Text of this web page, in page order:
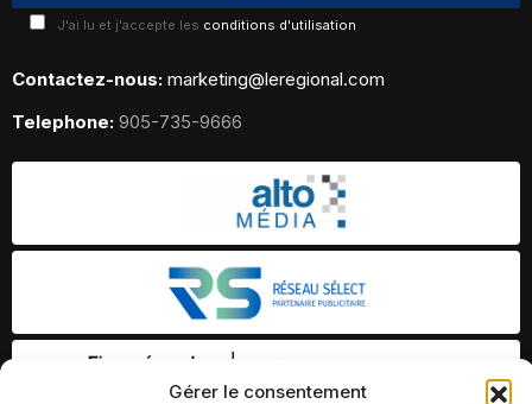
Gérer le consentement
J'ai lu et j'accepte les conditions d'utilisation
Contactez-nous: marketing@leregional.com
Telephone: 905-735-9666